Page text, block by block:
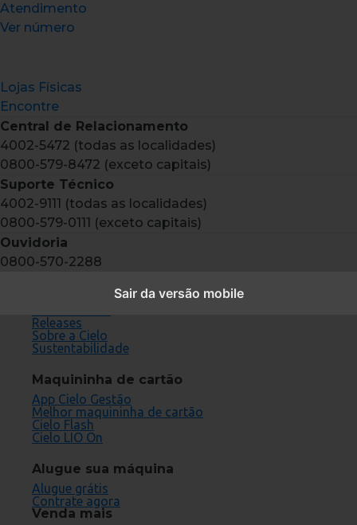
Atendimento
Ver número
Lojas Físicas
Encontre
Central de Relacionamento
4002-5472 (todas as localidades)
0800-579-8472 (exceto capitais)
Suporte Técnico
4002-9111 (todas as localidades)
0800-579-0111 (exceto capitais)
Ouvidoria
0800-570-2288
Sair da versão mobile
Cartões aceitos
Releases
Sobre a Cielo
Sustentabilidade
Maquininha de cartão
App Cielo Gestão
Melhor maquininha de cartão
Cielo Flash
Cielo LIO On
Alugue sua máquina
Alugue grátis
Contrate agora
Venda mais